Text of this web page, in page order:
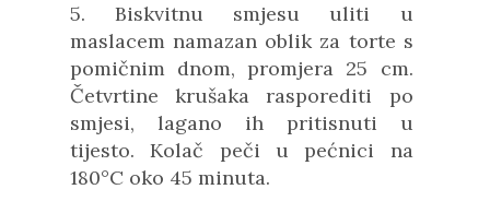
5. Biskvitnu smjesu uliti u
maslacem namazan oblik za torte s
pomičnim dnom, promjera 25 cm.
Četvrtine krušaka rasporediti po
smjesi, lagano ih pritisnuti u
tijesto. Kolač peči u pećnici na
180°C oko 45 minuta.